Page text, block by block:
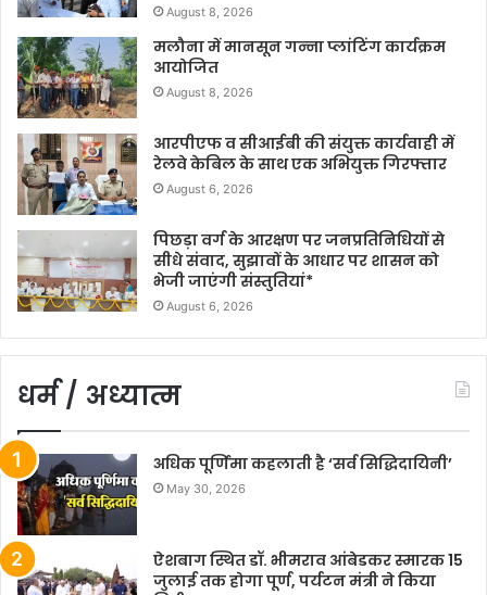
August 8, 2026
मलौना में मानसून गन्ना प्लांटिंग कार्यक्रम
आयोजित
August 8, 2026
आरपीएफ व सीआईबी की संयुक्त कार्यवाही में
रेलवे केबिल के साथ एक अभियुक्त गिरफ्तार
August 6, 2026
पिछड़ा वर्ग के आरक्षण पर जनप्रतिनिधियों से
सीधे संवाद, सुझावों के आधार पर शासन को
भेजी जाएंगी संस्तुतियां*
August 6, 2026
धर्म / अध्यात्म
अधिक पूर्णिमा कहलाती है ‘सर्व सिद्धिदायिनी’
May 30, 2026
ऐशबाग स्थित डॉ. भीमराव आंबेडकर स्मारक 15
जुलाई तक होगा पूर्ण, पर्यटन मंत्री ने किया